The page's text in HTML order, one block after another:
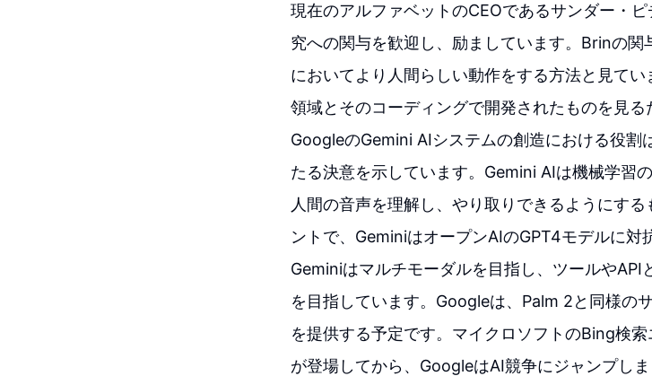
現在のアルファベットのCEOであるサンダー・
究への関与を歓迎し、励ましています。Brinの
においてより人間らしい動作をする方法と見て
領域とそのコーディングで開発されたものを見る
GoogleのGemini AIシステムの創造における役割
たる決意を示しています。Gemini AIは機械学習
人間の音声を理解し、やり取りできるようにす
ントで、GeminiはオープンAIのGPT4モデルに対
Geminiはマルチモーダルを目指し、ツールやAPI
を目指しています。Googleは、Palm 2と同様の
を提供する予定です。マイクロソフトのBing検
が登場してから、GoogleはAI競争にジャンプし